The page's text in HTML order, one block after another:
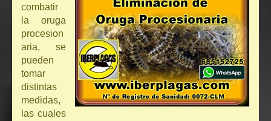
combatir
la oruga
procesion
aria, se
pueden
tomar
distintas
medidas,
las cuales